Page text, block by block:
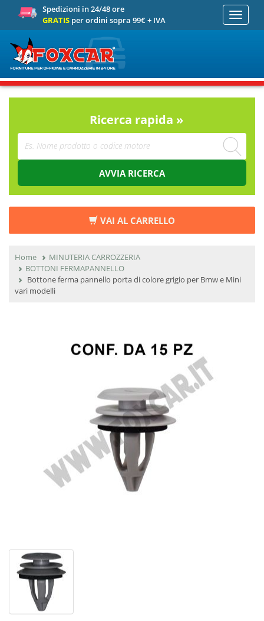
Spedizioni in 24/48 ore
GRATIS per ordini sopra 99€ + IVA
Toggle
Ricerca rapida »
AVVIA RICERCA
VAI AL CARRELLO
Home
MINUTERIA CARROZZERIA
BOTTONI FERMAPANNELLO
Bottone ferma pannello porta di colore grigio per Bmw e Mini
vari modelli